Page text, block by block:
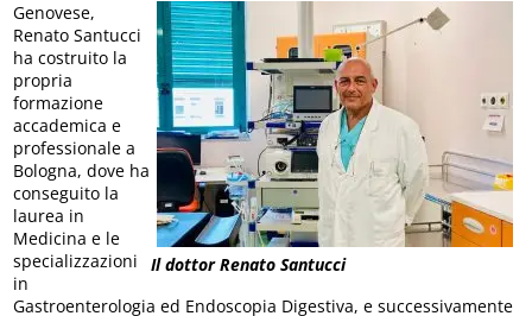
Il dottor Renato Santucci
Genovese,
Renato Santucci
ha costruito la
propria
formazione
accademica e
professionale a
Bologna, dove ha
conseguito la
laurea in
Medicina e le
specializzazioni
in
Gastroenterologia ed Endoscopia Digestiva, e successivamente